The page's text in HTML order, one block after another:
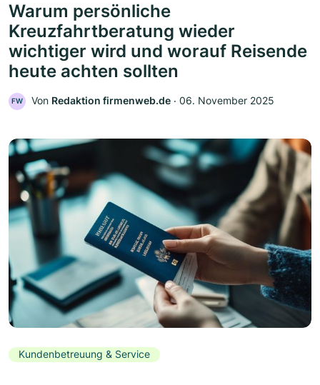
Warum persönliche
Kreuzfahrtberatung wieder
wichtiger wird und worauf Reisende
heute achten sollten
FW Von Redaktion firmenweb.de ‧ 06. November 2025
Kundenbetreuung & Service